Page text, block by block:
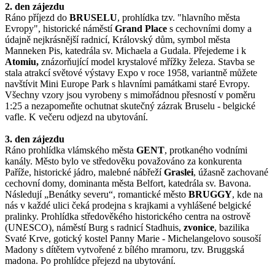
2. den zájezdu
Ráno příjezd do BRUSELU, prohlídka tzv. "hlavního města
Evropy", historické náměstíGrand Place s cechovními domy a
údajně nejkrásnější radnicí, Královský dům, symbol města
Manneken Pis, katedrála sv. Michaela a Gudala. Přejedeme i k
Atomiu, znázorňující model krystalové mřížky železa. Stavba se
stala atrakcí světové výstavy Expo v roce 1958, variantně můžete
navštívit Mini Europe Park s hlavními památkami staré Evropy.
Všechny vzory jsou vyrobeny s mimořádnou přesností v poměru
1:25 a nezapomeňte ochutnat skutečný zázrak Bruselu - belgické
vafle. K večeru odjezd na ubytování.
3. den zájezdu
Ráno prohlídka vlámského města GENT, protkaného vodními
kanály. Město bylo ve středověku považováno za konkurenta
Paříže, historické jádro, malebné nábřežíGraslei, úžasně zachované
cechovní domy, dominanta města Belfort, katedrála sv. Bavona.
Následují „Benátky severu“, romantické město BRUGGY, kde na
nás v každé ulici čeká prodejna s krajkami a vyhlášené belgické
pralinky. Prohlídka středověkého historického centra na ostrově
(UNESCO), náměstí Burg s radnicí Stadhuis, zvonice, bazilika
Svaté Krve, gotický kostel Panny Marie - Michelangelovo sousoší
Madony s dítětem vytvořené z bílého mramoru, tzv. Bruggská
madona. Po prohlídce přejezd na ubytování.